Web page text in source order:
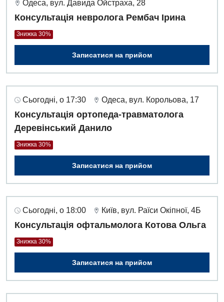
Одеса, вул. Давида Ойстраха, 28
Консультація невролога Рембач Ірина
Знижка 30%
Записатися на прийом
Сьогодні, о 17:30 Одеса, вул. Корольова, 17
Консультація ортопеда-травматолога
Деревінський Данило
Знижка 30%
Записатися на прийом
Сьогодні, о 18:00 Київ, вул. Раїси Окіпної, 4Б
Консультація офтальмолога Котова Ольга
Знижка 30%
Записатися на прийом